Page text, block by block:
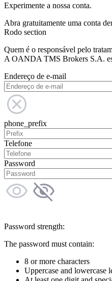
Experimente a nossa conta.
Abra gratuitamente uma conta
Rodo section
Quem é o responsável pelo
A OANDA TMS Brokers S.A.
Endereço de e-mail
phone_prefix
Telefone
Password
Password strength:
The password must contain:
8 or more characters
Uppercase and lowercase